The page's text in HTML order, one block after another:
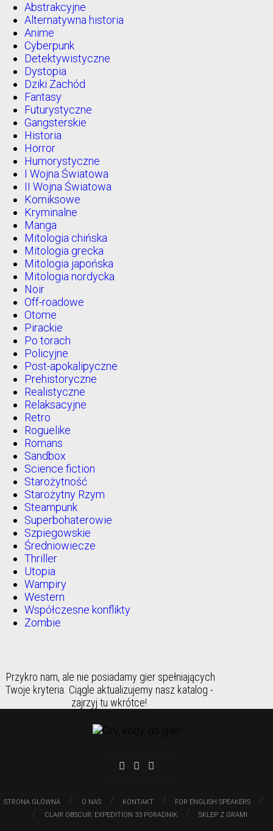
Abstrakcyjne
Alternatywna historia
Anime
Cyberpunk
Detektywistyczne
Dystopia
Dziki Zachód
Fantasy
Futurystyczne
Gangsterskie
Historia
Horror
Humorystyczne
I Wojna Światowa
II Wojna Światowa
Komiksowe
Kryminalne
Manga
Mitologia chińska
Mitologia grecka
Mitologia japońska
Mitologia nordycka
Noir
Off-roadowe
Otome
Pirackie
Po torach
Policyjne
Post-apokalipyczne
Prehistoryczne
Realistyczne
Relaksacyjne
Retro
Roguelike
Romans
Sandbox
Science fiction
Starożytność
Starożytny Rzym
Steampunk
Superbohaterowie
Szpiegowskie
Średniowiecze
Thriller
Utopia
Wampiry
Western
Współczesne konflikty
Zombie
Przykro nam, ale nie posiadamy gier spełniających
Twoje kryteria. Ciągle aktualizujemy nasz katalog -
zajrzyj tu wkrótce!
STRONA GŁÓWNA / O NAS / KONTAKT / FOR ENGLISH SPEAKERS
/
/
CLAIR OBSCUR: EXPEDITION 33 PORADNIK / SKLEP Z GRAMI